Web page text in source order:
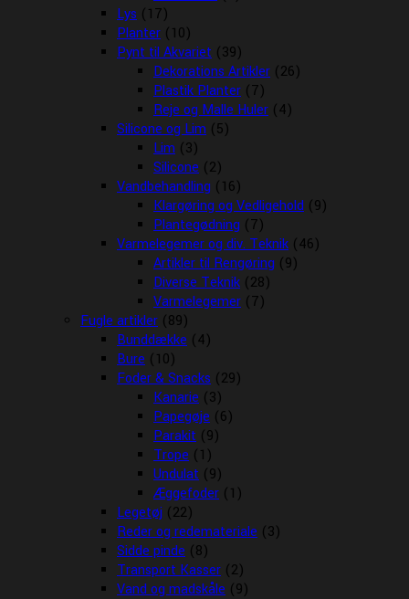
Lys (17)
Planter (10)
Pynt til Akvariet (39)
Dekorations Artikler (26)
Plastik Planter (7)
Reje og Malle Huler (4)
Silicone og Lim (5)
Lim (3)
Silicone (2)
Vandbehandling (16)
Klargøring og Vedligehold (9)
Plantegødning (7)
Varmelegemer og div. Teknik (46)
Artikler til Rengøring (9)
Diverse Teknik (28)
Varmelegemer (7)
Fugle artikler (89)
Bunddække (4)
Bure (10)
Foder & Snacks (29)
Kanarie (3)
Papegøje (6)
Parakit (9)
Trope (1)
Undulat (9)
Æggefoder (1)
Legetøj (22)
Reder og redemateriale (3)
Sidde pinde (8)
Transport Kasser (2)
Vand og madskåle (9)